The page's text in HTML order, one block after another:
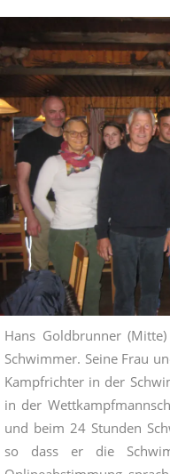
Hans Goldbrunner
Schwimmer. Seine Frau
Kampfrichter in der
in der
und beim 24 Stunden
so dass er die